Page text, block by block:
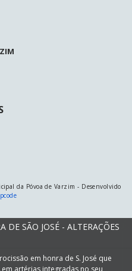
da Póvoa de Varzim - Desenvolvido
DE SÃO JOSÉ - ALTERAÇÕES
em honra de S. José que
artérias integradas no seu